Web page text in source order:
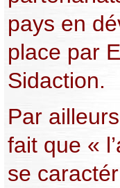
pays en
place par
Sidaction.
Par
fait que «
se